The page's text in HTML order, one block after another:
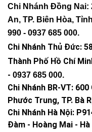
Chi Nhánh Đồng Nai:
An, TP. Biên Hòa,
990 - 0937 685 000.
Chi Nhánh Thủ Đức:
Thành Phố Hồ Chí
- 0937 685 000.
Chi Nhánh BR-VT: 600
Phước Trung, TP. Bà
Chi Nhánh Hà Nội:
Đàm - Hoàng Mai - Hà